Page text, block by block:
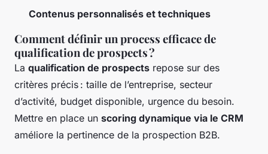
Contenus personnalisés et techniques
Comment définir un process efficace de
qualification de prospects ?
La qualification de prospects repose sur des
critères précis : taille de l’entreprise, secteur
d’activité, budget disponible, urgence du besoin.
Mettre en place un scoring dynamique via le CRM
améliore la pertinence de la prospection B2B.